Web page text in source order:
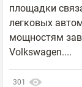
площадки
легковых
мощностям
Volkswagen....
301